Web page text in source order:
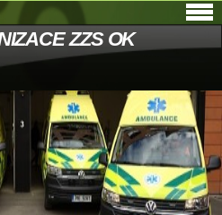
ZZS OK